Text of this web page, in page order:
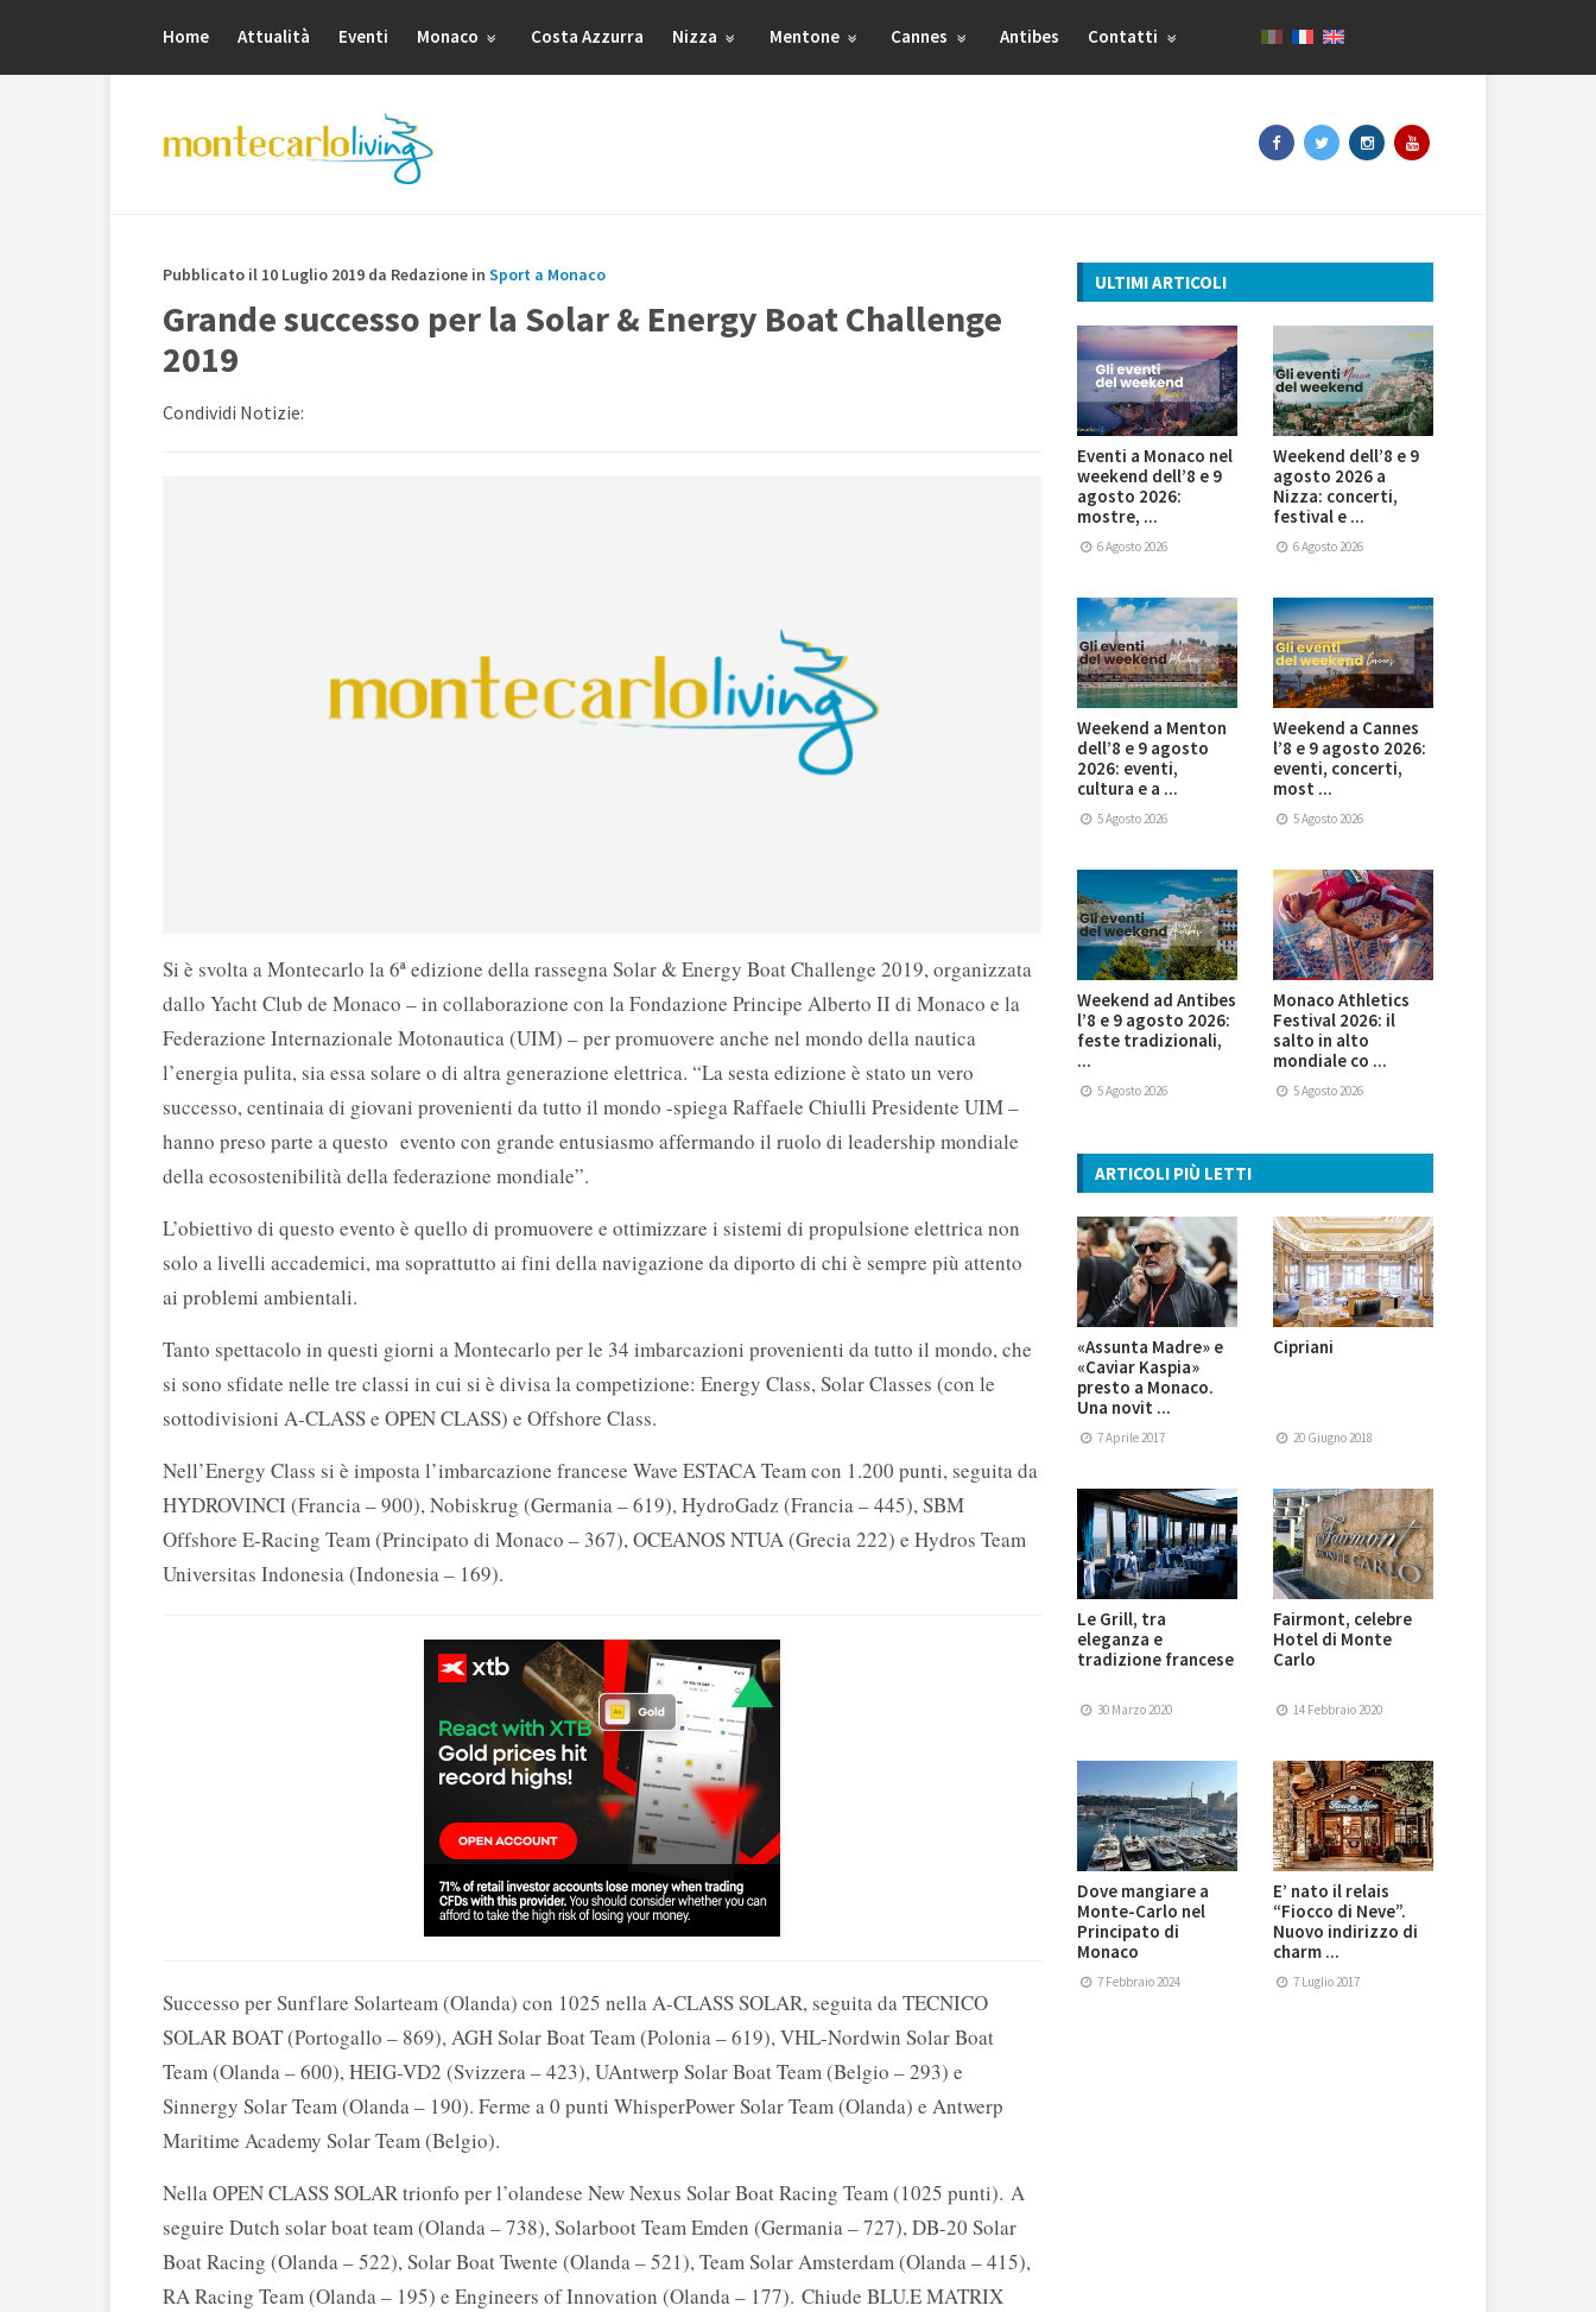
Home Attualità Eventi Monaco Costa Azzurra Nizza Mentone Cannes Antibes Contatti
Pubblicato il 10 Luglio 2019 da Redazione in Sport a Monaco
Grande successo per la Solar & Energy Boat Challenge
2019
Condividi Notizie:
Si è svolta a Montecarlo la 6ª edizione della rassegna Solar & Energy Boat Challenge 2019, organizzata
dallo Yacht Club de Monaco – in collaborazione con la Fondazione Principe Alberto II di Monaco e la
Federazione Internazionale Motonautica (UIM) – per promuovere anche nel mondo della nautica
l’energia pulita, sia essa solare o di altra generazione elettrica. “La sesta edizione è stato un vero
successo, centinaia di giovani provenienti da tutto il mondo -spiega Raffaele Chiulli Presidente UIM –
hanno preso parte a questo evento con grande entusiasmo affermando il ruolo di leadership mondiale
della ecosostenibilità della federazione mondiale”.
L’obiettivo di questo evento è quello di promuovere e ottimizzare i sistemi di propulsione elettrica non
solo a livelli accademici, ma soprattutto ai fini della navigazione da diporto di chi è sempre più attento
ai problemi ambientali.
Tanto spettacolo in questi giorni a Montecarlo per le 34 imbarcazioni provenienti da tutto il mondo, che
si sono sfidate nelle tre classi in cui si è divisa la competizione: Energy Class, Solar Classes (con le
sottodivisioni A-CLASS e OPEN CLASS) e Offshore Class.
Nell’Energy Class si è imposta l’imbarcazione francese Wave ESTACA Team con 1.200 punti, seguita da
HYDROVINCI (Francia – 900), Nobiskrug (Germania – 619), HydroGadz (Francia – 445), SBM
Offshore E-Racing Team (Principato di Monaco – 367), OCEANOS NTUA (Grecia 222) e Hydros Team
Universitas Indonesia (Indonesia – 169).
Successo per Sunflare Solarteam (Olanda) con 1025 nella A-CLASS SOLAR, seguita da TECNICO
SOLAR BOAT (Portogallo – 869), AGH Solar Boat Team (Polonia – 619), VHL-Nordwin Solar Boat
Team (Olanda – 600), HEIG-VD2 (Svizzera – 423), UAntwerp Solar Boat Team (Belgio – 293) e
Sinnergy Solar Team (Olanda – 190). Ferme a 0 punti WhisperPower Solar Team (Olanda) e Antwerp
Maritime Academy Solar Team (Belgio).
Nella OPEN CLASS SOLAR trionfo per l’olandese New Nexus Solar Boat Racing Team (1025 punti). A
seguire Dutch solar boat team (Olanda – 738), Solarboot Team Emden (Germania – 727), DB-20 Solar
Boat Racing (Olanda – 522), Solar Boat Twente (Olanda – 521), Team Solar Amsterdam (Olanda – 415),
RA Racing Team (Olanda – 195) e Engineers of Innovation (Olanda – 177). Chiude BLU.E MATRIX
ULTIMI ARTICOLI
Eventi a Monaco nel
weekend dell’8 e 9
agosto 2026:
mostre, ...
6 Agosto 2026
Weekend dell’8 e 9
agosto 2026 a
Nizza: concerti,
festival e ...
6 Agosto 2026
Weekend a Menton
dell’8 e 9 agosto
2026: eventi,
cultura e a ...
5 Agosto 2026
Weekend a Cannes
l’8 e 9 agosto 2026:
eventi, concerti,
most ...
5 Agosto 2026
Weekend ad Antibes
l’8 e 9 agosto 2026:
feste tradizionali,
...
5 Agosto 2026
Monaco Athletics
Festival 2026: il
salto in alto
mondiale co ...
5 Agosto 2026
ARTICOLI PIÙ LETTI
«Assunta Madre» e
«Caviar Kaspia»
presto a Monaco.
Una novit ...
7 Aprile 2017
Cipriani
20 Giugno 2018
Le Grill, tra
eleganza e
tradizione francese
30 Marzo 2020
Fairmont, celebre
Hotel di Monte
Carlo
14 Febbraio 2020
Dove mangiare a
Monte-Carlo nel
Principato di
Monaco
7 Febbraio 2024
E’ nato il relais
“Fiocco di Neve”.
Nuovo indirizzo di
charm ...
7 Luglio 2017